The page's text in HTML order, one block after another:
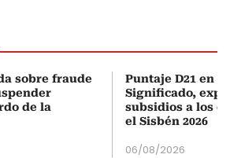
sobre fraude
de la
Puntaje D21 en
Significado,
subsidios a los
el Sisbén 2026
06/08/2026